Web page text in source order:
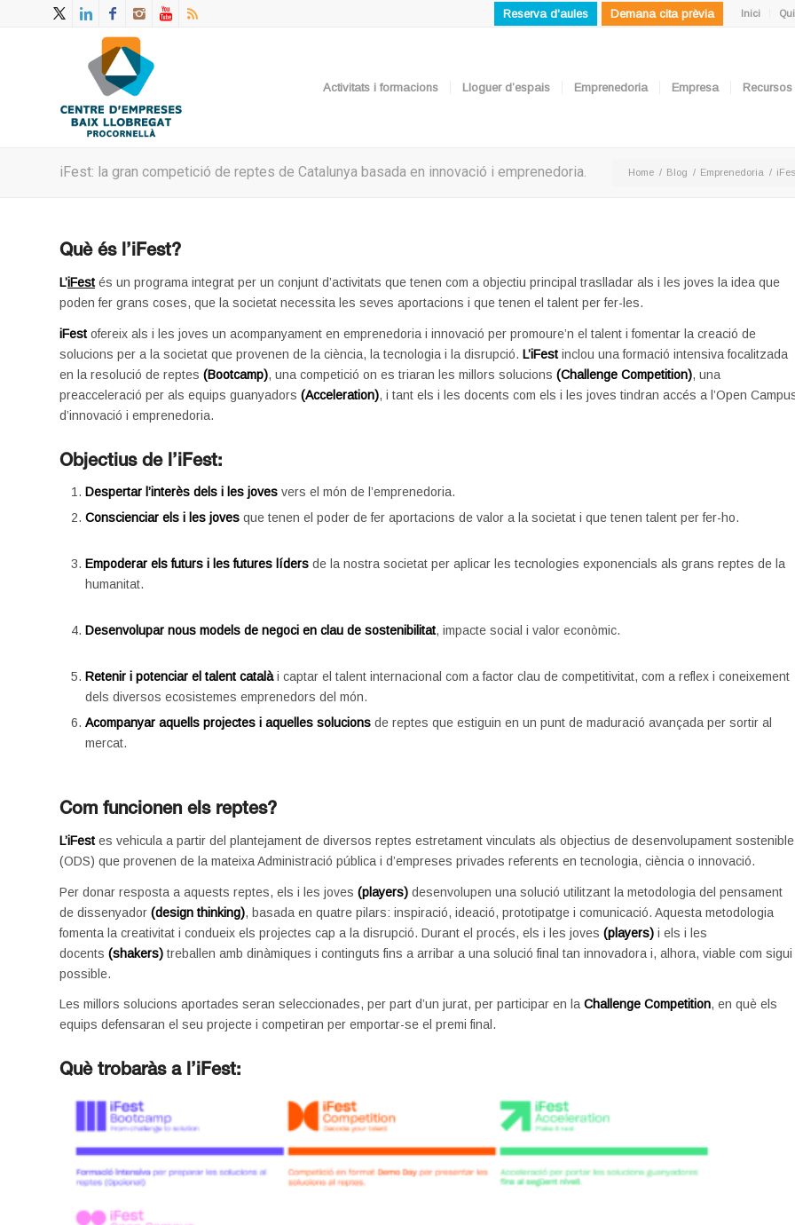
Inici
Reserva d'aules Demana cita prèvia
Activitats i formacions Lloguer d’espais Emprenedoria Empresa Recursos
iFest: la gran competició de reptes de Catalunya basada en innovació i emprenedoria. Home / Blog / Emprenedoria /
Què és l’iFest?
L’iFest és un programa integrat per un conjunt d’activitats que tenen com a objectiu principal traslladar als i les joves la idea que
poden fer grans coses, que la societat necessita les seves aportacions i que tenen el talent per fer-les.
iFest ofereix als i les joves un acompanyament en emprenedoria i innovació per promoure’n el talent i fomentar la creació de
solucions per a la societat que provenen de la ciència, la tecnologia i la disrupció. L’iFest inclou una formació intensiva focalitzada
en la resolució de reptes (Bootcamp), una competició on es triaran les millors solucions (Challenge Competition), una
preacceleració per als equips guanyadors (Acceleration), i tant els i les docents com els i les joves tindran accés a l’Open
d’innovació i emprenedoria.
Objectius de l’iFest:
Despertar l’interès dels i les joves vers el món de l’emprenedoria.
Conscienciar els i les joves que tenen el poder de fer aportacions de valor a la societat i que tenen talent per fer-ho.
Empoderar els futurs i les futures líders de la nostra societat per aplicar les tecnologies exponencials als grans reptes de la
humanitat.
Desenvolupar nous models de negoci en clau de sostenibilitat, impacte social i valor econòmic.
Retenir i potenciar el talent catalài captar el talent internacional com a factor clau de competitivitat, com a reflex i coneixement
dels diversos ecosistemes emprenedors del món.
Acompanyar aquells projectes i aquelles solucions de reptes que estiguin en un punt de maduració avançada per sortir al
mercat.
Com funcionen els reptes?
L’iFest es vehicula a partir del plantejament de diversos reptes estretament vinculats als objectius de desenvolupament sostenible
(ODS) que provenen de la mateixa Administració pública i d’empreses privades referents en tecnologia, ciència o innovació.
Per donar resposta a aquests reptes, els i les joves (players) desenvolupen una solució utilitzant la metodologia del pensament
de dissenyador (design thinking), basada en quatre pilars: inspiració, ideació, prototipatge i comunicació. Aquesta metodologia
fomenta la creativitat i condueix els projectes cap a la disrupció. Durant el procés, els i les joves (players) i els i les
docents (shakers) treballen amb dinàmiques i continguts fins a arribar a una solució final tan innovadora i, alhora, viable com sigui
possible.
Les millors solucions aportades seran seleccionades, per part d’un jurat, per participar en la Challenge Competition, en què els
equips defensaran el seu projecte i competiran per emportar-se el premi final.
Què trobaràs a l’iFest: